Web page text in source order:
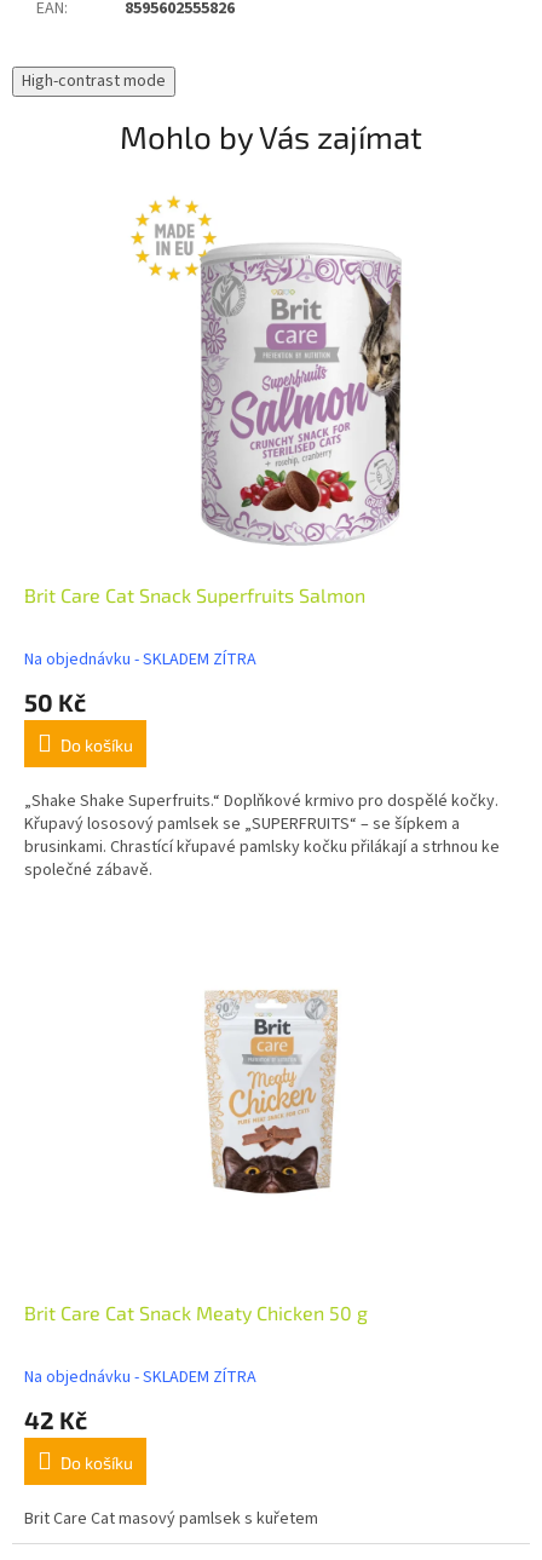
EAN: 8595602555826
High-contrast mode
Mohlo by Vás zajímat
Brit Care Cat Snack Superfruits Salmon
Na objednávku - SKLADEM ZÍTRA
50 Kč
Do košíku
„Shake Shake Superfruits.“ Doplňkové krmivo pro dospělé kočky.
Křupavý lososový pamlsek se „SUPERFRUITS“ – se šípkem a
brusinkami. Chrastící křupavé pamlsky kočku přilákají a strhnou ke
společné zábavě.
Brit Care Cat Snack Meaty Chicken 50 g
Na objednávku - SKLADEM ZÍTRA
42 Kč
Do košíku
Brit Care Cat masový pamlsek s kuřetem